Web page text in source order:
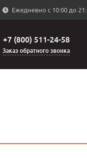
Ежедневно с 10:00 до
+7 (800) 511-24-58
Заказ обратного звонка